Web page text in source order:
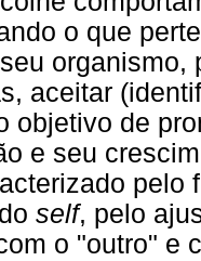
o que
organismo,
aceitar
objetivo de
e seu
pelo
self, pelo
o "outro" e